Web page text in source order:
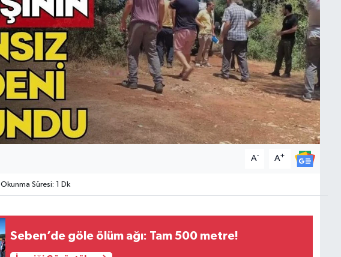
A- A+
Okunma Süresi: 1 Dk
Seben’de göle ölüm ağı: Tam 500 metre!